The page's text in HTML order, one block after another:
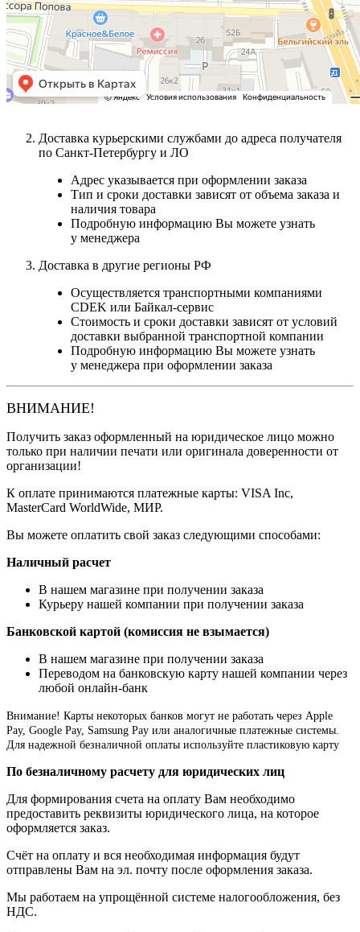
Доставка курьерскими службами до адреса получателя
по Санкт-Петербургу и ЛО
Адрес указывается при оформлении заказа
Тип и сроки доставки зависят от объема заказа и
наличия товара
Подробную информацию Вы можете узнать
у менеджера
Доставка в другие регионы РФ
Осуществляется транспортными компаниями
CDEK или Байкал-сервис
Стоимость и сроки доставки зависят от условий
доставки выбранной транспортной компании
Подробную информацию Вы можете узнать
у менеджера при оформлении заказа
ВНИМАНИЕ!
Получить заказ оформленный на юридическое лицо можно
только при наличии печати или оригинала доверенности от
организации!
К оплате принимаются платежные карты: VISA Inc,
MasterCard WorldWide, МИР.
Вы можете оплатить свой заказ следующими способами:
Наличный расчет
В нашем магазине при получении заказа
Курьеру нашей компании при получении заказа
Банковской картой (комиссия не взымается)
В нашем магазине при получении заказа
Переводом на банковскую карту нашей компании через
любой онлайн-банк
Внимание! Карты некоторых банков могут не работать через Apple
Pay, Google Pay, Samsung Pay или аналогичные платежные системы.
Для надежной безналичной оплаты используйте пластиковую карту
По безналичному расчету для юридических лиц
Для формирования счета на оплату Вам необходимо
предоставить реквизиты юридического лица, на которое
оформляется заказ.
Счёт на оплату и вся необходимая информация будут
отправлены Вам на эл. почту после оформления заказа.
Мы работаем на упрощённой системе налогообложения, без
НДС.